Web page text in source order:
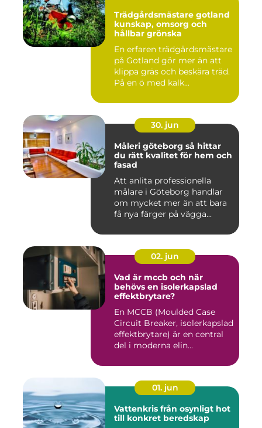
Trädgårdsmästare gotland
kunskap, omsorg och
hållbar grönska
En erfaren trädgårdsmästare
på Gotland gör mer än att
klippa gräs och beskära träd.
På en ö med kalk...
30. jun
Måleri göteborg så hittar
du rätt kvalitet för hem och
fasad
Att anlita professionella
målare i Göteborg handlar
om mycket mer än att bara
få nya färger på vägga...
02. jun
Vad är mccb och när
behövs en isolerkapslad
effektbrytare?
En MCCB (Moulded Case
Circuit Breaker, isolerkapslad
effektbrytare) är en central
del i moderna elin...
01. jun
Vattenkris från osynligt hot
till konkret beredskap